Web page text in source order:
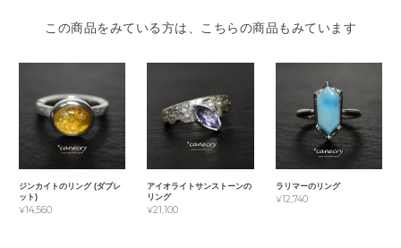
この商品をみている方は、こちらの商品もみています
ジンカイトのリング (ダブレ
ット)
¥14,560
アイオライトサンストーンの
リング
¥21,100
ラリマーのリング
¥12,740